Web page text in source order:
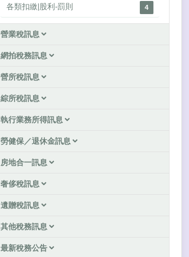
各類扣繳|股利-罰則 4
營業稅訊息
網拍稅務訊息
營所稅訊息
綜所稅訊息
執行業務所得訊息
勞健保／退休金訊息
房地合一訊息
奢侈稅訊息
遺贈稅訊息
其他稅務訊息
最新稅務公告